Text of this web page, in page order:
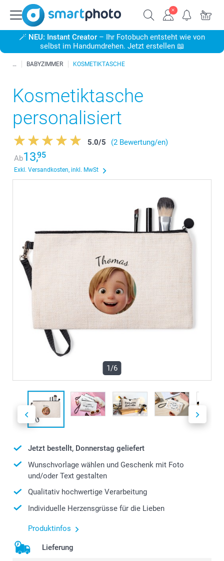
🪄 NEU: Instant Creator – Ihr Fotobuch entsteht wie von
selbst im Handumdrehen. Jetzt erstellen 📖
BABYZIMMER KOSMETIKTASCHE
Kosmetiktasche
personalisiert
5.0/5
(2 Bewertung/en)
Ab13,95
Exkl. Versandkosten, inkl. MwSt
1/6
Jetzt bestellt, Donnerstag geliefert
Wunschvorlage wählen und Geschenk mit Foto
und/oder Text gestalten
Qualitativ hochwertige Verarbeitung
Individuelle Herzensgrüsse für die Lieben
Produktinfos
Lieferung